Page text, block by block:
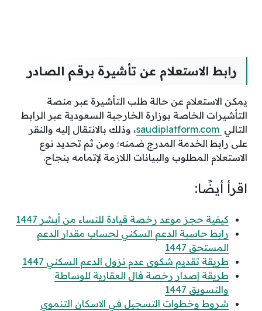
رابط الاستعلام عن تأشيرة برقم الصادر
يمكن الاستعلام عن حالة طلب التأشيرة عبر منصة
التأشيرات الخاصة بوزارة الخارجية السعودية عبر الرابط
التالي
، وذلك بالانتقال إليه والنقر
على رابط الخدمة المدرج ضمنه؛ ومن ثم تحديد نوع
الاستعلام المطلوب والبيانات اللازمة لإتمامه بنجاح.
اقرأ أيضًا:
كيفية حجز موعد رخصة قيادة للنساء من أبشر 1447
رابط حاسبة الدعم السكني لحساب مقدار الدعم
المستحق 1447
طريقة تقديم شكوى عدم نزول الدعم السكني 1447
طريقة إصدار رخصة فال العقارية للوساطة
والتسويق 1447
شروط وخطوات التسجيل في الاسكان التنموي